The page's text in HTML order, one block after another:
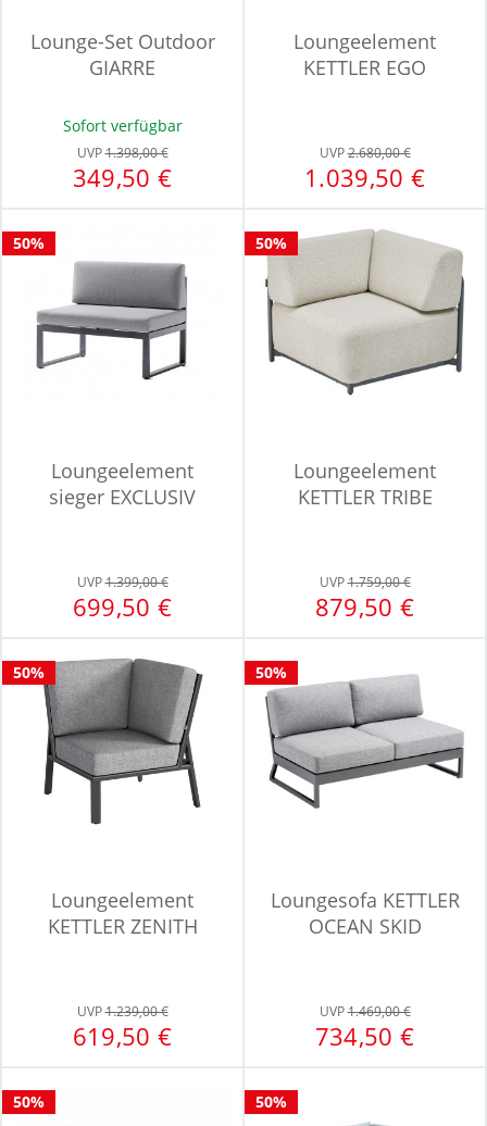
Lounge-Set Outdoor
GIARRE
Sofort verfügbar
UVP1.398,00 €
349,50 €
Loungeelement
KETTLER EGO
UVP2.680,00 €
1.039,50 €
50%
Loungeelement
sieger EXCLUSIV
UVP1.399,00 €
699,50 €
50%
Loungeelement
KETTLER TRIBE
UVP1.759,00 €
879,50 €
50%
Loungeelement
KETTLER ZENITH
UVP1.239,00 €
619,50 €
50%
Loungesofa KETTLER
OCEAN SKID
UVP1.469,00 €
734,50 €
50% 50%